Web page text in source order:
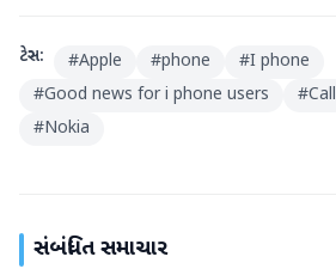
ટેગ્સ: #Apple #phone #I phone
#Good news for i phone users #Call
#Nokia
સંબંધિત સમાચાર